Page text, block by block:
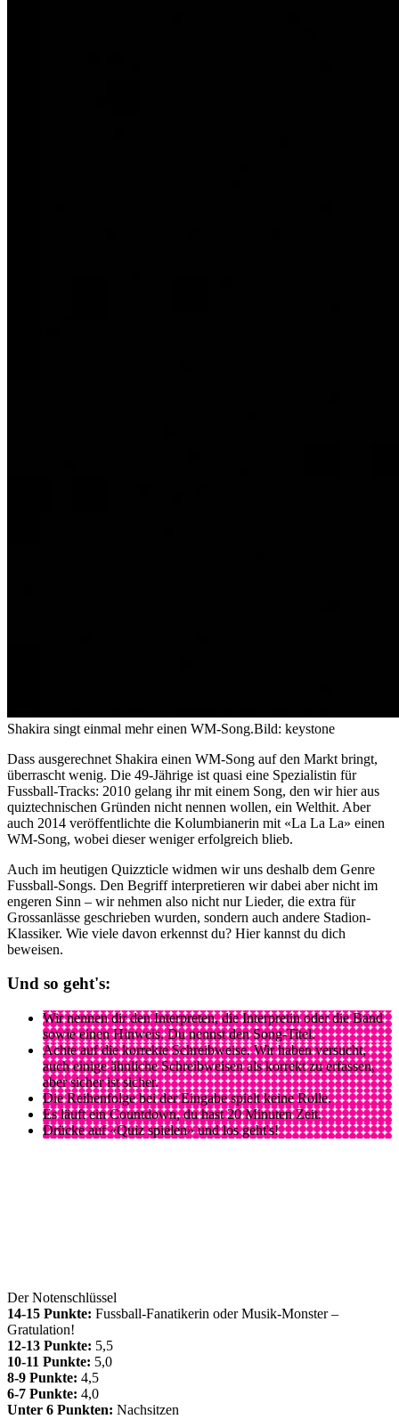
Shakira singt einmal mehr einen WM-Song.Bild: keystone
Dass ausgerechnet Shakira einen WM-Song auf den Markt bringt,
überrascht wenig. Die 49-Jährige ist quasi eine Spezialistin für
Fussball-Tracks: 2010 gelang ihr mit einem Song, den wir hier aus
quiztechnischen Gründen nicht nennen wollen, ein Welthit. Aber
auch 2014 veröffentlichte die Kolumbianerin mit «La La La» einen
WM-Song, wobei dieser weniger erfolgreich blieb.
Auch im heutigen Quizzticle widmen wir uns deshalb dem Genre
Fussball-Songs. Den Begriff interpretieren wir dabei aber nicht im
engeren Sinn – wir nehmen also nicht nur Lieder, die extra für
Grossanlässe geschrieben wurden, sondern auch andere Stadion-
Klassiker. Wie viele davon erkennst du? Hier kannst du dich
beweisen.
Und so geht's:
Wir nennen dir den Interpreten, die Interpretin oder die Band
sowie einen Hinweis. Du nennst den Song-Titel.
Achte auf die korrekte Schreibweise. Wir haben versucht,
auch einige ähnliche Schreibweisen als korrekt zu erfassen,
aber sicher ist sicher.
Die Reihenfolge bei der Eingabe spielt keine Rolle.
Es läuft ein Countdown, du hast 20 Minuten Zeit.
Drücke auf «Quiz spielen» und los geht's!
Der Notenschlüssel
14-15 Punkte: Fussball-Fanatikerin oder Musik-Monster –
Gratulation!
12-13 Punkte: 5,5
10-11 Punkte: 5,0
8-9 Punkte: 4,5
6-7 Punkte: 4,0
Unter 6 Punkten: Nachsitzen